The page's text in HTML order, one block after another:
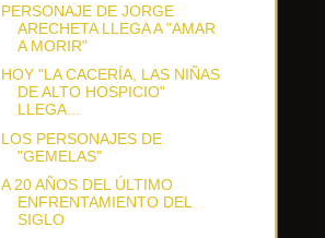
PERSONAJE DE JORGE
ARECHETA LLEGA A "AMAR
A MORIR"
HOY "LA CACERÍA, LAS NIÑAS
DE ALTO HOSPICIO"
LLEGA...
LOS PERSONAJES DE
"GEMELAS"
A 20 AÑOS DEL ÚLTIMO
ENFRENTAMIENTO DEL
SIGLO